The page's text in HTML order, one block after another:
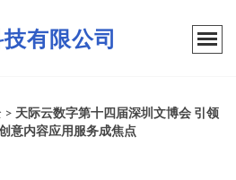
有限公司
> 天际云数字第十四届深圳文博会 引领
意内容应用服务成焦点